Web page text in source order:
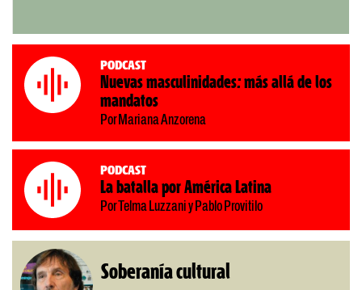
Podcast
Nuevas masculinidades: más allá de los
mandatos
Por Mariana Anzorena
Podcast
La batalla por América Latina
Por Telma Luzzani y Pablo Provitilo
Soberanía cultural